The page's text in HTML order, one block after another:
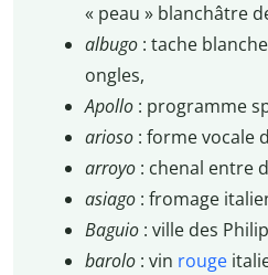
« peau » blanchâtre
albugo : tache
ongles,
Apollo : programme
arioso : forme vocale
arroyo : chenal entre
asiago : fromage
Baguio : ville des
barolo : vin rouge